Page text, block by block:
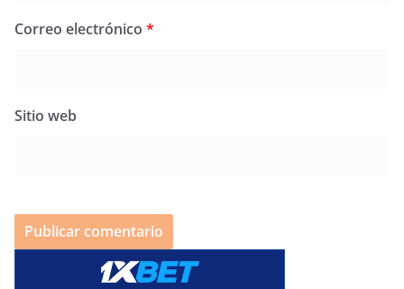
Correo electrónico *
Sitio web